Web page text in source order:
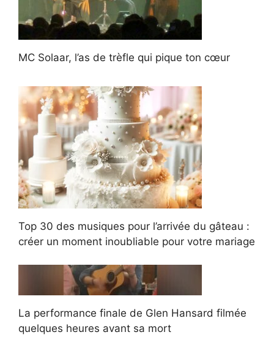
MC Solaar, l’as de trèfle qui pique ton cœur
Top 30 des musiques pour l’arrivée du gâteau :
créer un moment inoubliable pour votre mariage
La performance finale de Glen Hansard filmée
quelques heures avant sa mort